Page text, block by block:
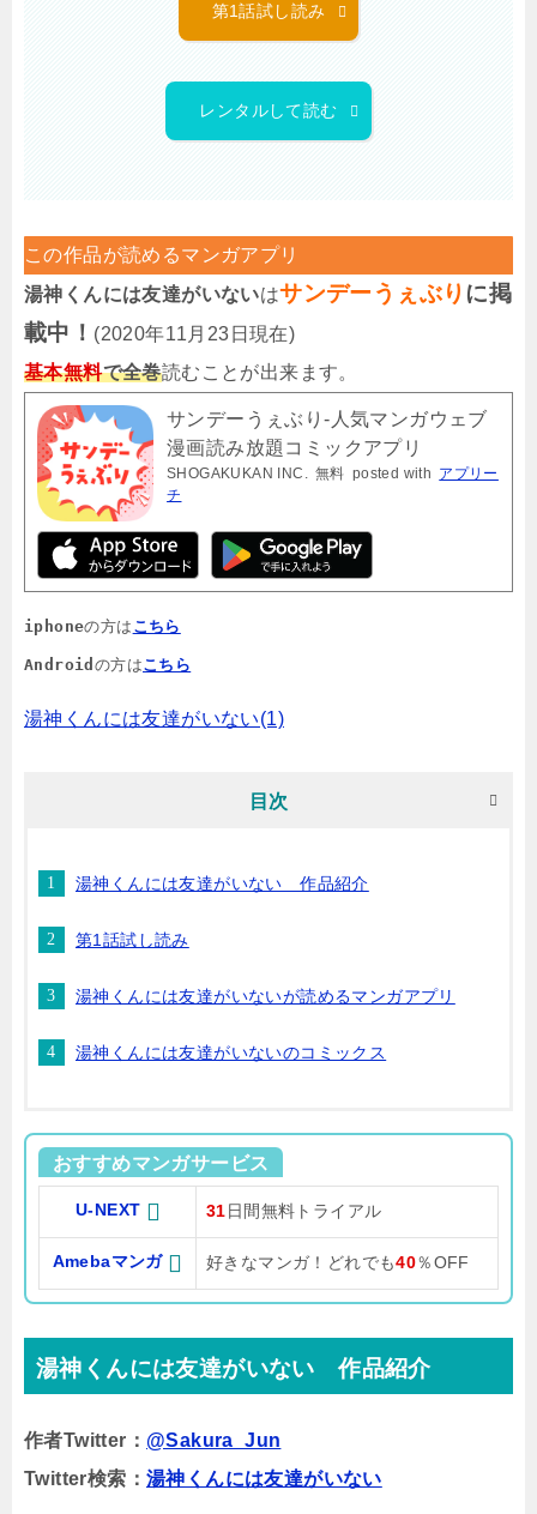
第1話試し読み
レンタルして読む
この作品が読めるマンガアプリ
湯神くんには友達がいないはサンデーうぇぶり に掲
載中！ (2020年11月23日現在)
基本無料で全巻読むことが出来ます。
サンデーうぇぶり-人気マンガウェブ
漫画読み放題コミックアプリ
SHOGAKUKAN INC. 無料 posted with アプリー
チ
iphoneの方は こちら
Android の方はこちら
湯神くんには友達がいない(1)
目次
湯神くんには友達がいない 作品紹介
第1話試し読み
湯神くんには友達がいないが読めるマンガアプリ
湯神くんには友達がいないのコミックス
おすすめマンガサービス
U-NEXT 31 日間無料トライアル
Amebaマンガ 好きなマンガ！どれでも40％OFF
湯神くんには友達がいない 作品紹介
作者Twitter： @Sakura_Jun
Twitter検索： 湯神くんには友達がいない